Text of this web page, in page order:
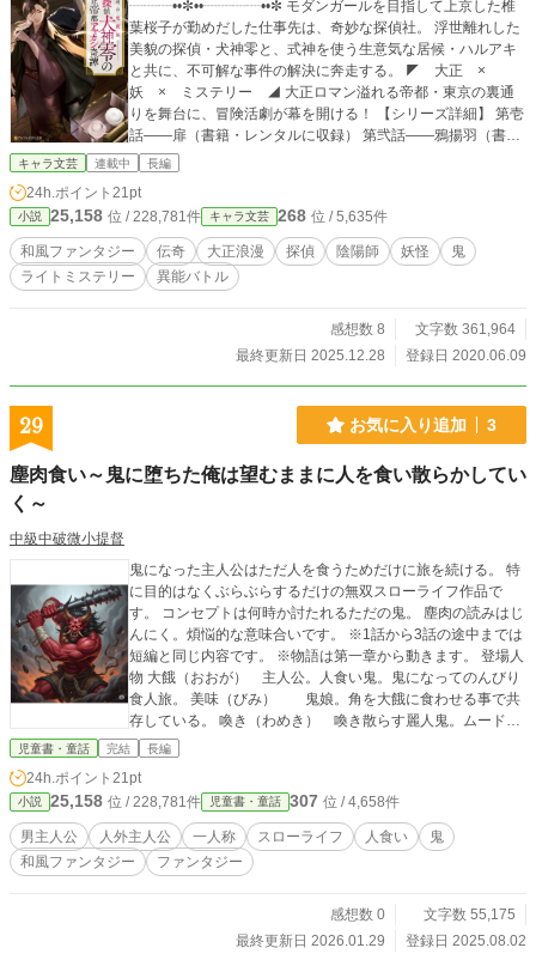
┈┈┈••✼••┈┈┈┈••✼ モダンガールを目指して上京した椎
葉桜子が勤めだした仕事先は、奇妙な探偵社。 浮世離れした
美貌の探偵・犬神零と、式神を使う生意気な居候・ハルアキ
と共に、不可解な事件の解決に奔走する。 ◤ 大正 ×
妖 × ミステリー ◢ 大正ロマン溢れる帝都・東京の裏通
りを舞台に、冒険活劇が幕を開ける！ 【シリーズ詳細】 第壱
話――扉（書籍・レンタルに収録） 第弐話――鴉揚羽（書
籍・レンタルに収録） 第参話――九十九ノ段（完結・公開
外編・百合御殿ノ三姉妹（完結・別ページにて公開中） ※各
話とも、単独でお楽しみ頂ける内容となっております。 【第
4回 キャラ文芸大賞】 旧タイトル『犬神心霊探偵社 第壱
話【扉】』が、奨励賞に選ばれました。 【備考（第壱話――
扉）】 初稿 2010年 ブログ及びHPにて別名義で掲載 改
020年 ノベルデイズ、ノベルアップ+にて掲載 ※以上、現
在は公開しておりません。 改稿③ 2021年 第4回 キャラ
キャラ文芸 連載中 長編
24h.ポイント 21pt
小説 25,158 位 / 228,781件 キャラ文芸 268 位 / 5,635件
和風ファンタジー 伝奇 大正浪漫 探偵 陰陽師 妖怪
鬼
ライトミステリー
異能バトル
感想数 8
文字数 361,964
最終更新日 2025.12.28
登録日 2020.06.09
29 お気に入り追加 3
塵肉食い～鬼に堕ちた俺は望むままに人を食い散らかしてい
く～
中級中破微小提督
鬼になった主人公はただ人を食うためだけに旅を続ける。 特
に目的はなくぶらぶらするだけの無双スローライフ作品で
す。 コンセプトは何時か討たれるただの鬼。 塵肉の読みはじ
んにく。煩悩的な意味合いです。 ※1話から3話の途中までは
短編と同じ内容です。 ※物語は第一章から動きます。 登場人
物 大餓（おおが） 主人公。人食い鬼。鬼になってのんびり
食人旅。 美味（びみ） 鬼娘。角を大餓に食わせる事で共
存している。 喚き（わめき） 喚き散らす麗人鬼。ムードメ
ーカー。
児童書・童話 完結 長編
24h.ポイント 21pt
小説 25,158 位 / 228,781件 児童書・童話 307 位 / 4,658件
男主人公 人外主人公 一人称 スローライフ 人食い
鬼
和風ファンタジー
ファンタジー
感想数 0
文字数 55,175
最終更新日 2026.01.29
登録日 2025.08.02